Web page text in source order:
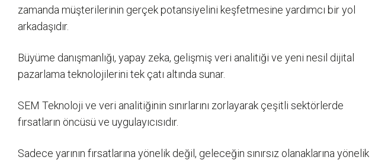
zamanda müşterilerinin gerçek potansiyelini keşfetmesine yardımcı bir yol
arkadaşıdır.
Büyüme danışmanlığı, yapay zeka, gelişmiş veri analitiği ve yeni nesil dijital
pazarlama teknolojilerini tek çatı altında sunar.
SEM Teknoloji ve veri analitiğinin sınırlarını zorlayarak çeşitli sektörlerde
fırsatların öncüsü ve uygulayıcısıdır.
Sadece yarının fırsatlarına yönelik değil, geleceğin sınırsız olanaklarına yönelik